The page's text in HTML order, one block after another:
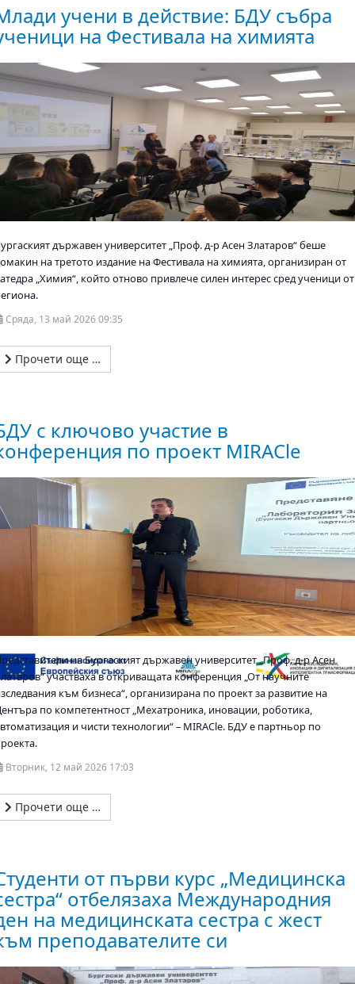
учени в действие: БДУ събра
на Фестивала на химията
държавен университет „Проф. д-р Асен Златаров“ беше
на третото издание на Фестивала на химията, организиран от
„Химия“, който отново привлече силен интерес сред ученици от
Сряда, 13 май 2026 09:35
Прочети още …
с ключово участие в
по проект MIRACle
на Бургаският държавен университет „Проф. д-р Асен
участваха в откриващата конференция „От научните
към бизнеса“, организирана по проект за развитие на
по компетентност „Мехатроника, иновации, роботика,
и чисти технологии“ – MIRACle. БДУ е партньор по
Вторник, 12 май 2026 17:03
Прочети още …
от първи курс „Медицинска
отбелязаха Международния
на медицинската сестра с жест
преподавателите си